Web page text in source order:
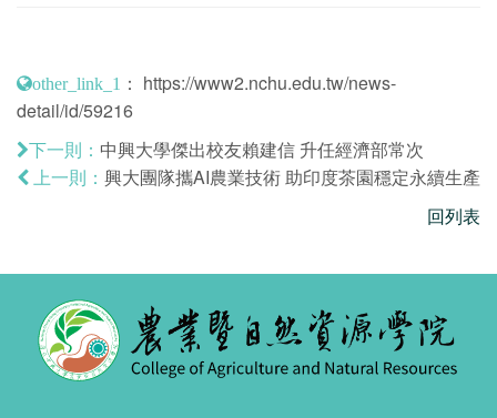
other_link_1 ： https://www2.nchu.edu.tw/news-
detail/id/59216
下一則： 中興大學傑出校友賴建信 升任經濟部常次
上一則： 興大團隊攜AI農業技術 助印度茶園穩定永續生產
回列表